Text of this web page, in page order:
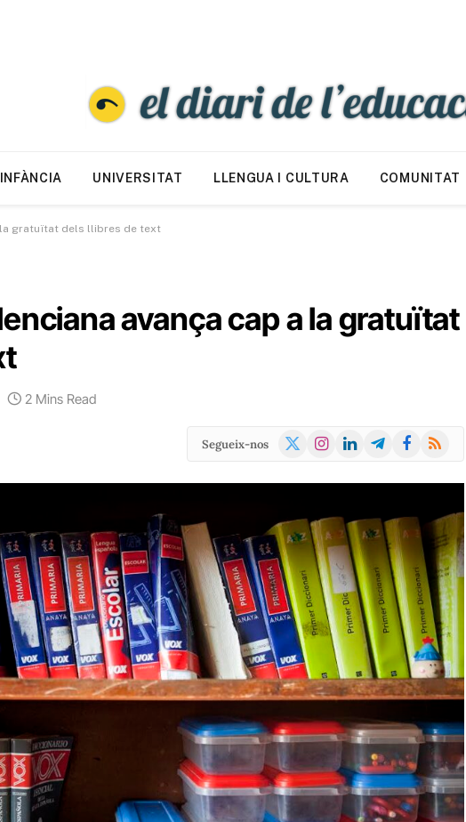
UNIVERSITAT LLENGUA I CULTURA COMUNITAT
la gratuïtat dels llibres de text
avança cap a la gratuïtat
2 Mins Read
Segueix-nos
X
Instagram
LinkedInTelegramFacebook
RSS